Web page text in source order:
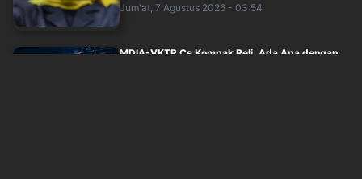
Jum'at, 7 Agustus 2026 - 03:54
MDIA-VKTR Cs Kompak Reli, Ada Apa dengan